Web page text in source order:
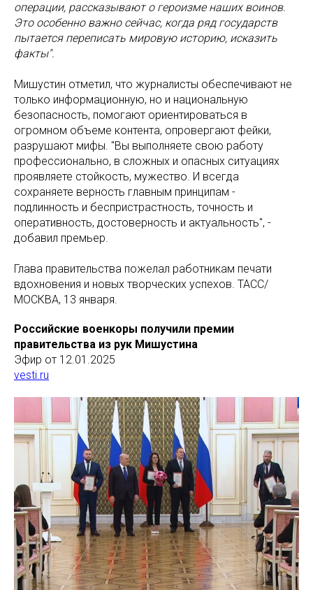
операции, рассказывают о героизме наших воинов.
Это особенно важно сейчас, когда ряд государств
пытается переписать мировую историю, исказить
факты".
Мишустин отметил, что журналисты обеспечивают не
только информационную, но и национальную
безопасность, помогают ориентироваться в
огромном объеме контента, опровергают фейки,
разрушают мифы. "Вы выполняете свою работу
профессионально, в сложных и опасных ситуациях
проявляете стойкость, мужество. И всегда
сохраняете верность главным принципам -
подлинность и беспристрастность, точность и
оперативность, достоверность и актуальность", -
добавил премьер.
Глава правительства пожелал работникам печати
вдохновения и новых творческих успехов. ТАСС/
МОСКВА, 13 января.
Российские военкоры получили премии
правительства из рук Мишустина
Эфир от 12.01.2025
vesti.ru